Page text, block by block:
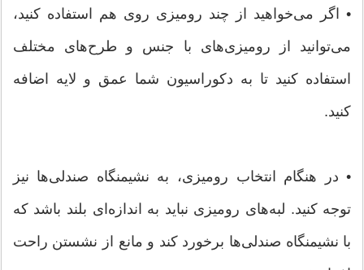
• اگر می‌خواهید از چند رومیزی روی هم استفاده کنید،
می‌توانید از رومیزی‌های با جنس و طرح‌های مختلف
استفاده کنید تا به دکوراسیون شما عمق و لایه اضافه
کنید.
• در هنگام انتخاب رومیزی، به نشیمنگاه صندلی‌ها نیز
توجه کنید. لبه‌های رومیزی نباید به اندازه‌ای بلند باشد که
با نشیمنگاه صندلی‌ها برخورد کند و مانع از نشستن راحت